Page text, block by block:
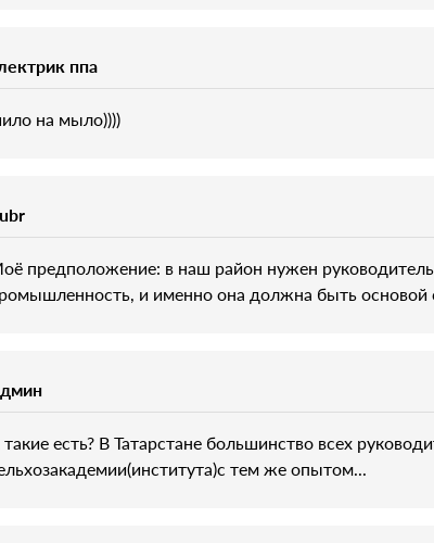
ппа
на мыло))))
предположение: в наш район нужен руководитель
и именно она должна быть основой
есть? В Татарстане большинство всех
тем же опытом...